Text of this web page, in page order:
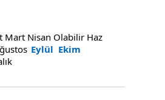
Mart Nisan Olabilir Haz
Eylül Ekim